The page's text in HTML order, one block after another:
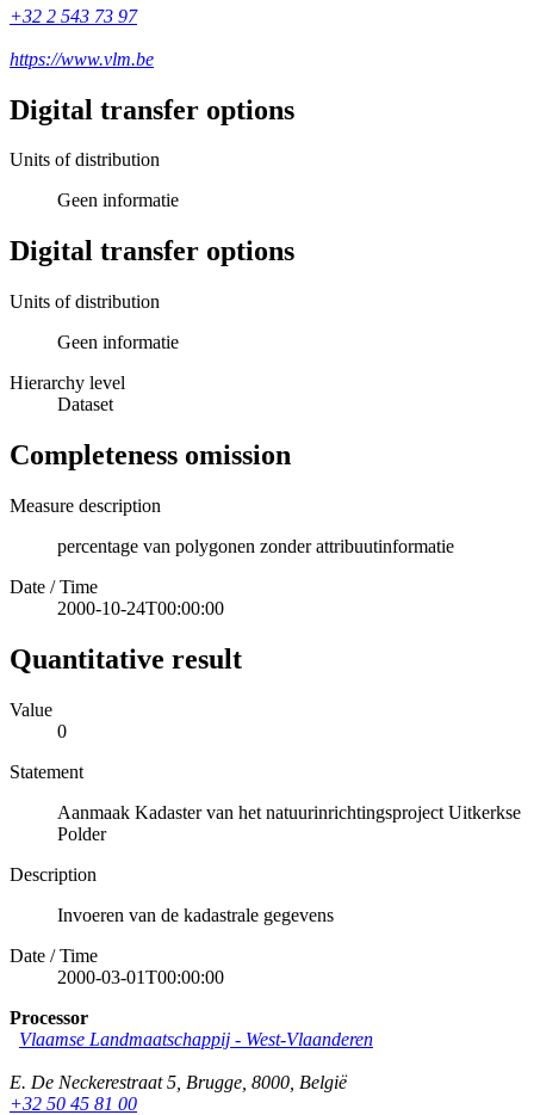
+32 2 543 73 97
https://www.vlm.be
Digital transfer options
Units of distribution
Geen informatie
Digital transfer options
Units of distribution
Geen informatie
Hierarchy level
Dataset
Completeness omission
Measure description
percentage van polygonen zonder attribuutinformatie
Date / Time
2000-10-24T00:00:00
Quantitative result
Value
0
Statement
Aanmaak Kadaster van het natuurinrichtingsproject Uitkerkse
Polder
Description
Invoeren van de kadastrale gegevens
Date / Time
2000-03-01T00:00:00
Processor
Vlaamse Landmaatschappij - West-Vlaanderen
E. De Neckerestraat 5 Brugge 8000 België
+32 50 45 81 00